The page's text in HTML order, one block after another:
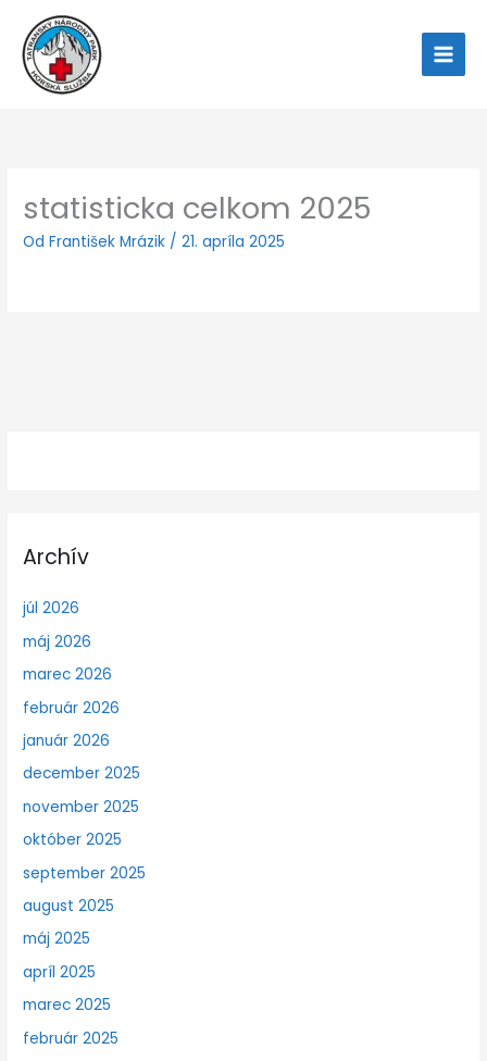
Preskočiť
obsah
statisticka celkom 2025
Od František Mrázik /21. apríla 2025
Archív
júl 2026
máj 2026
marec 2026
február 2026
január 2026
december 2025
november 2025
október 2025
september 2025
august 2025
máj 2025
apríl 2025
marec 2025
február 2025